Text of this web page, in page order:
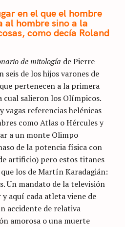
en el que el hombre
al hombre sino a la
como decía Roland
de mitología de Pierre
de los hijos varones de
pertenecen a la primera
cual salieron los Olímpicos.
vagas referencias helénicas
como Atlas o Hércules y
a un monte Olimpo
de la potencia física con
artificio) pero estos titanes
los de Martín Karadagián:
Un mandato de la televisión
y aquí cada atleta viene de
accidente de relativa
amorosa o una muerte